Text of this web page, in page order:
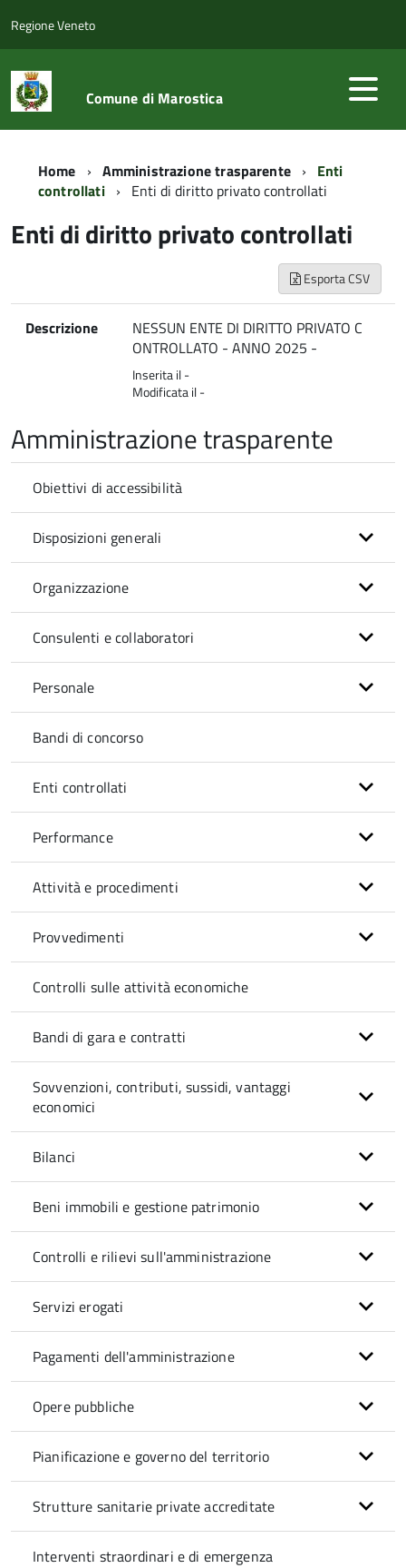
Regione Veneto
Comune di Marostica
Home Amministrazione trasparente
Enti
controllati
Enti di diritto privato controllati
Enti di diritto privato controllati
Esporta CSV
Descrizione
NESSUN ENTE DI DIRITTO PRIVATO C
ONTROLLATO - ANNO 2025 -
Inserita il -
Modificata il -
Amministrazione trasparente
Obiettivi di accessibilità
Disposizioni generali
Organizzazione
Consulenti e collaboratori
Personale
Bandi di concorso
Enti controllati
Performance
Attività e procedimenti
Provvedimenti
Controlli sulle attività economiche
Bandi di gara e contratti
Sovvenzioni, contributi, sussidi, vantaggi
economici
Bilanci
Beni immobili e gestione patrimonio
Controlli e rilievi sull'amministrazione
Servizi erogati
Pagamenti dell'amministrazione
Opere pubbliche
Pianificazione e governo del territorio
Strutture sanitarie private accreditate
Interventi straordinari e di emergenza